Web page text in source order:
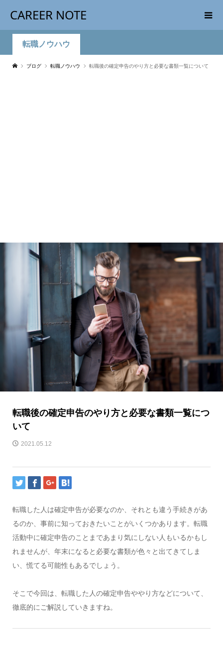
CAREER NOTE
転職ノウハウ
ブログ 転職ノウハウ 転職後の確定申告のやり方と必要な書類一覧について
転職後の確定申告のやり方と必要な書類一覧につ
いて
2021.05.12
転職した人は確定申告が必要なのか、それとも違う手続きがあ
るのか、事前に知っておきたいことがいくつかあります。転職
活動中に確定申告のことまであまり気にしない人もいるかもし
れませんが、年末になると必要な書類が色々と出てきてしま
い、慌てる可能性もあるでしょう。
そこで今回は、転職した人の確定申告ややり方などについて、
徹底的にご解説していきますね。